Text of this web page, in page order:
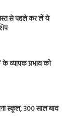
से पहले कर लें ये
के व्यापक प्रभाव को
स्कूल, 300 साल बाद